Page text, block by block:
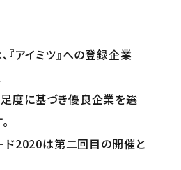
『アイミツ』への登録企業
度に基づき優良企業を選
ド2020は第二回目の開催と